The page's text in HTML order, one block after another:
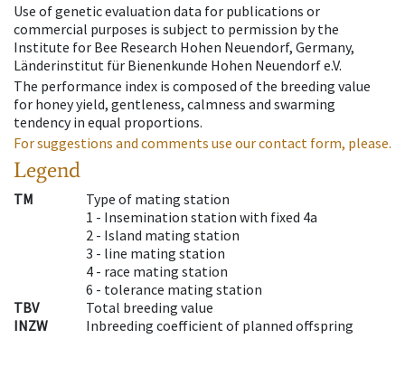
Use of genetic evaluation data for publications or
commercial purposes is subject to permission by the
Institute for Bee Research Hohen Neuendorf, Germany,
Länderinstitut für Bienenkunde Hohen Neuendorf e.V.
The performance index is composed of the breeding value
for honey yield, gentleness, calmness and swarming
tendency in equal proportions.
For suggestions and comments use our contact form, please.
Legend
TM
Type of mating station
1 - Insemination station with fixed 4a
2 - Island mating station
3 - line mating station
4 - race mating station
6 - tolerance mating station
TBV
Total breeding value
INZW
Inbreeding coefficient of planned offspring